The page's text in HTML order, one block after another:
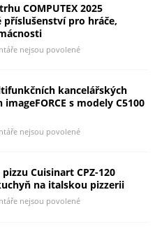
COMPUTEX 2025
příslušenství pro hráče,
nejsou povolené
kancelářských
s modely C5100
nejsou povolené
Cuisinart CPZ-120
na italskou pizzerii
nejsou povolené